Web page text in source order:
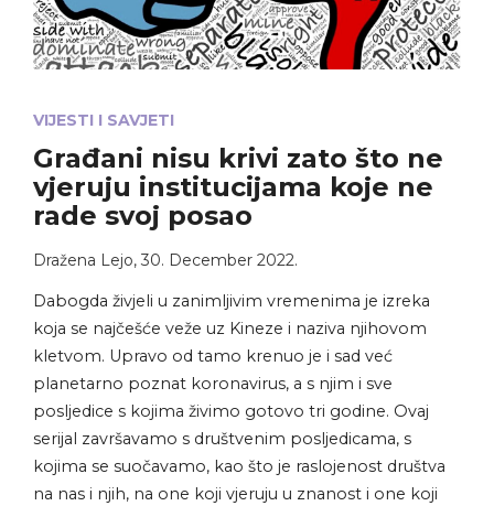
VIJESTI I SAVJETI
Građani nisu krivi zato što ne
vjeruju institucijama koje ne
rade svoj posao
Dražena Lejo, 30. December 2022.
Dabogda živjeli u zanimljivim vremenima je izreka
koja se najčešće veže uz Kineze i naziva njihovom
kletvom. Upravo od tamo krenuo je i sad već
planetarno poznat koronavirus, a s njim i sve
posljedice s kojima živimo gotovo tri godine. Ovaj
serijal završavamo s društvenim posljedicama, s
kojima se suočavamo, kao što je raslojenost društva
na nas i njih, na one koji vjeruju u znanost i one koji